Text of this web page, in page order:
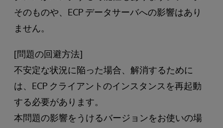
そのものや、ECP データサーバへの影響はあり
ません。
[問題の回避方法]
不安定な状況に陥った場合、解消するために
は、ECP クライアントのインスタンスを再起動
する必要があります。
本問題の影響をうけるバージョンをお使いの場